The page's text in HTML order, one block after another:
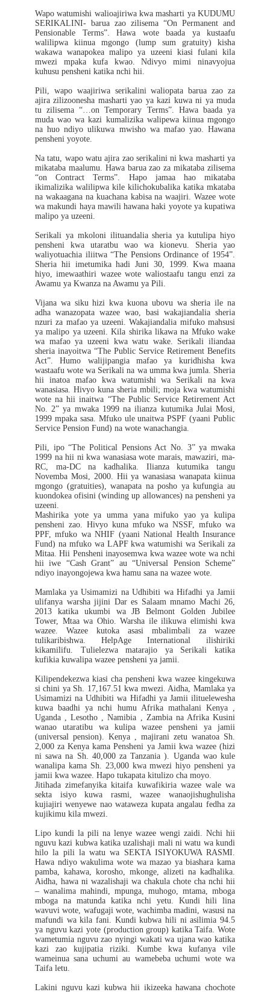
Wapo watumishi walioajiriwa kwa masharti ya KUDUMU
SERIKALINI- barua zao zilisema “On Permanent and
Pensionable Terms”. Hawa wote baada ya kustaafu
walilipwa kiinua mgongo (lump sum gratuity) kisha
wakawa wanapokea malipo ya uzeeni kiasi fulani kila
mwezi mpaka kufa kwao. Ndivyo mimi ninavyojua
kuhusu pensheni katika nchi hii.
Pili, wapo waajiriwa serikalini waliopata barua zao za
ajira zilizoonesha masharti yao ya kazi kuwa ni ya muda
tu zilisema “…on Temporary Terms”. Hawa baada ya
muda wao wa kazi kumalizika walipewa kiinua mgongo
na huo ndiyo ulikuwa mwisho wa mafao yao. Hawana
pensheni yoyote.
Na tatu, wapo watu ajira zao serikalini ni kwa masharti ya
mikataba maalumu. Hawa barua zao za mikataba zilisema
“on Contract Terms”. Hapo jamaa hao mikataba
ikimalizika walilipwa kile kilichokubalika katika mkataba
na wakaagana na kuachana kabisa na waajiri. Wazee wote
wa makundi haya mawili hawana haki yoyote ya kupatiwa
malipo ya uzeeni.
Serikali ya mkoloni ilituandalia sheria ya kutulipa hiyo
pensheni kwa utaratbu wao wa kionevu. Sheria yao
waliyotuachia iliitwa “The Pensions Ordinance of 1954”.
Sheria hii imetumika hadi Juni 30, 1999. Kwa maana
hiyo, imewaathiri wazee wote waliostaafu tangu enzi za
Awamu ya Kwanza na Awamu ya Pili.
Vijana wa siku hizi kwa kuona ubovu wa sheria ile na
adha wanazopata wazee wao, basi wakajiandalia sheria
nzuri za mafao ya uzeeni. Wakajiandalia mifuko mahsusi
ya malipo ya uzeeni. Kila shirika likawa na Mfuko wake
wa mafao ya uzeeni kwa watu wake. Serikali iliandaa
sheria inayoitwa “The Public Service Retirement Benefits
Act”. Humo walijipangia mafao ya kuridhisha kwa
wastaafu wote wa Serikali na wa umma kwa jumla. Sheria
hii inatoa mafao kwa watumishi wa Serikali na kwa
wanasiasa. Hivyo kuna sheria mbili; moja kwa watumishi
wote na hii inaitwa “The Public Service Retirement Act
No. 2” ya mwaka 1999 na ilianza kutumika Julai Mosi,
1999 mpaka sasa. Mfuko ule unaitwa PSPF (yaani Public
Service Pension Fund) na wote wanachangia.
Pili, ipo “The Political Pensions Act No. 3” ya mwaka
1999 na hii ni kwa wanasiasa wote marais, mawaziri, ma-
RC, ma-DC na kadhalika. Ilianza kutumika tangu
Novemba Mosi, 2000. Hii ya wanasiasa wanapata kiinua
mgongo (gratuities), wanapata na posho ya kufungia au
kuondokea ofisini (winding up allowances) na pensheni ya
uzeeni.
Mashirika yote ya umma yana mifuko yao ya kulipa
pensheni zao. Hivyo kuna mfuko wa NSSF, mfuko wa
PPF, mfuko wa NHIF (yaani National Health Insurance
Fund) na mfuko wa LAPF kwa watumishi wa Serikali za
Mitaa. Hii Pensheni inayosemwa kwa wazee wote wa nchi
hii iwe “Cash Grant” au “Universal Pension Scheme”
ndiyo inayongojewa kwa hamu sana na wazee wote.
Mamlaka ya Usimamizi na Udhibiti wa Hifadhi ya Jamii
ulifanya warsha jijini Dar es Salaam mnamo Machi 26,
2013 katika ukumbi wa JB Belmont Golden Jubilee
Tower, Mtaa wa Ohio. Warsha ile ilikuwa elimishi kwa
wazee. Wazee kutoka asasi mbalimbali za wazee
tulikaribishwa. HelpAge International ilishiriki
kikamilifu. Tulielezwa matarajio ya Serikali katika
kufikia kuwalipa wazee pensheni ya jamii.
Kilipendekezwa kiasi cha pensheni kwa wazee kingekuwa
si chini ya Sh. 17,167.51 kwa mwezi. Aidha, Mamlaka ya
Usimamizi na Udhibiti wa Hifadhi ya Jamii ilituelewesha
kuwa baadhi ya nchi humu Afrika mathalani Kenya ,
Uganda , Lesotho , Namibia , Zambia na Afrika Kusini
wanao utaratibu wa kulipa wazee pensheni ya jamii
(universal pension). Kenya , majirani zetu wanatoa Sh.
2,000 za Kenya kama Pensheni ya Jamii kwa wazee (hizi
ni sawa na Sh. 40,000 za Tanzania ). Uganda wao kule
wanalipa kama Sh. 23,000 kwa mwezi hiyo pensheni ya
jamii kwa wazee. Hapo tukapata kitulizo cha moyo.
Jitihada zimefanyika kitaifa kuwafikiria wazee wale wa
sekta isiyo kuwa rasmi, wazee wanaojishughulisha
kujiajiri wenyewe nao wataweza kupata angalau fedha za
kujikimu kila mwezi.
Lipo kundi la pili na lenye wazee wengi zaidi. Nchi hii
nguvu kazi kubwa katika uzalishaji mali ni watu wa kundi
hilo la pili la watu wa SEKTA ISIYOKUWA RASMI.
Hawa ndiyo wakulima wote wa mazao ya biashara kama
pamba, kahawa, korosho, mkonge, alizeti na kadhalika.
Aidha, hawa ni wazalishaji wa chakula chote cha nchi hii
– wanalima mahindi, mpunga, muhogo, mtama, mboga
mboga na matunda katika nchi yetu. Kundi hili lina
wavuvi wote, wafugaji wote, wachimba madini, wasusi na
mafundi wa kila fani. Kundi kubwa hili ni asilimia 94.5
ya nguvu kazi yote (production group) katika Taifa. Wote
wametumia nguvu zao nyingi wakati wa ujana wao katika
kazi zao kujipatia riziki. Kumbe kwa kufanya vile
wameinua sana uchumi au wamebeba uchumi wote wa
Taifa letu.
Lakini nguvu kazi kubwa hii ikizeeka hawana chochote